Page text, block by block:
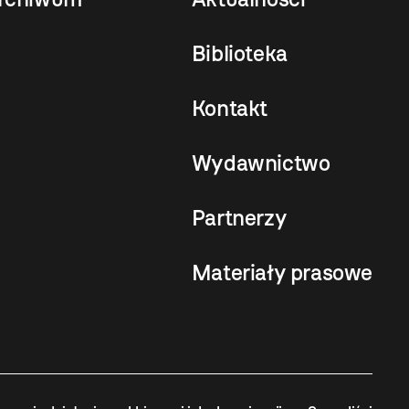
Biblioteka
Kontakt
Wydawnictwo
Partnerzy
Materiały prasowe